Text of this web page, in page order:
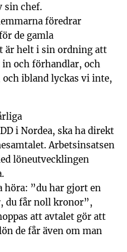
sin chef.
föredrar
de gamla
är helt i sin ordning att
och förhandlar, och
ibland lyckas vi inte,
i Nordea, ska ha direkt
Arbetsinsatsen
löneutvecklingen
höra: ”du har gjort en
du får noll kronor”,
att avtalet gör att
de får även om man